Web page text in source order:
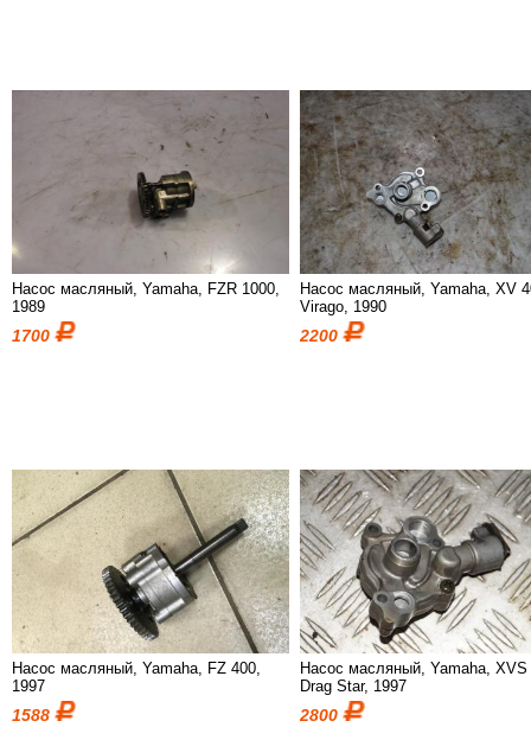
Насос масляный, Yamaha, FZR 1000,
1989
1700
Насос масляный, Yamaha, XV
Virago, 1990
2200
Насос масляный, Yamaha, FZ 400,
1997
1588
Насос масляный, Yamaha, XVS
Drag Star, 1997
2800